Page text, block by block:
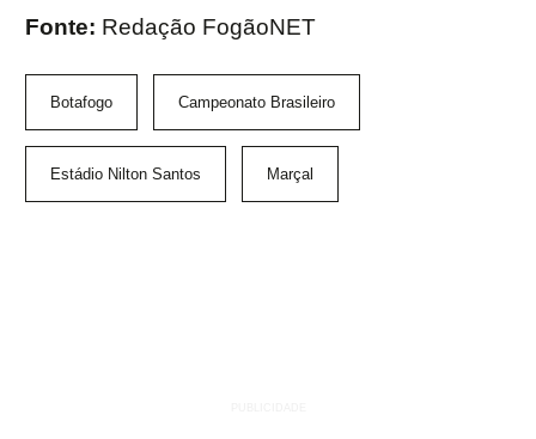
Fonte: Redação FogãoNET
Botafogo Campeonato Brasileiro
Estádio Nilton Santos Marçal